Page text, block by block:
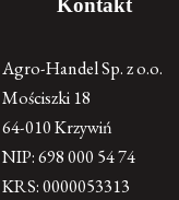
Kontakt
Agro-Handel Sp. z o.o.
Mościszki 18
64-010 Krzywiń
NIP: 698 000 54 74
KRS: 0000053313